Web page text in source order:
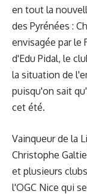
en tout la
des Pyrénées :
envisagée par le
d'Edu Pidal, le
la situation de
puisqu'on sait
cet été.
Vainqueur de la
Christophe
et plusieurs
l'OGC Nice qui